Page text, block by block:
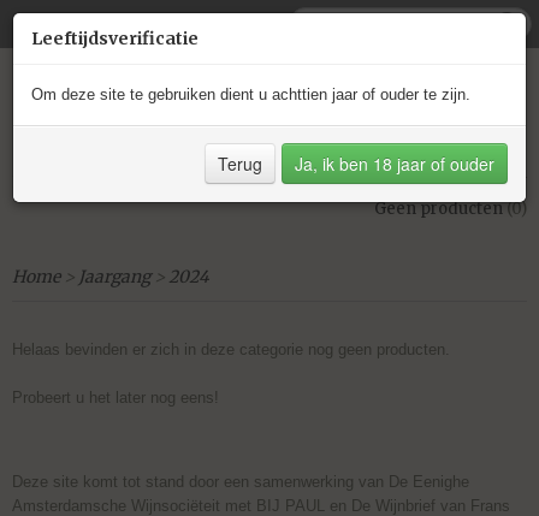
UW WINKELWAGEN
Geen producten(0)
Home> Jaargang> 2024
Helaas bevinden er zich in deze categorie nog geen producten.
Probeert u het later nog eens!
Deze site komt tot stand door een samenwerking van De Eenighe
Amsterdamsche Wijnsociëteit met BIJ PAUL en De Wijnbrief van Frans
Leeftijdsverificatie
Om deze site te gebruiken dient u achttien jaar of ouder te zijn.
Terug Ja, ik ben 18 jaar of ouder